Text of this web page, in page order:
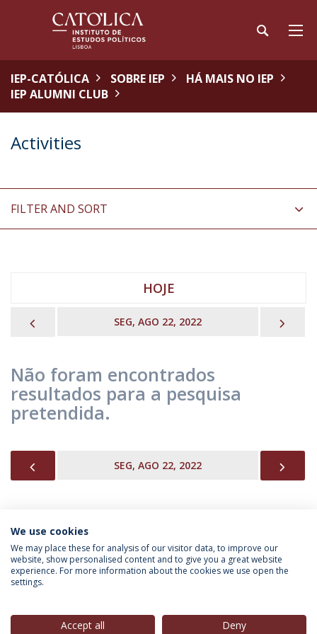
IEP-CATÓLICA SOBRE IEP
HÁ MAIS NO IEP
IEP ALUMNI CLUB
Activities
FILTER AND SORT
HOJE
SEG, AGO 22, 2022
Não foram encontrados
resultados para a pesquisa
pretendida.
SEG, AGO 22, 2022
INFORMAÇÃO PARA
We use cookies
We may place these for analysis of our visitor data, to improve our
website, show personalised content and to give you a great website
experience. For more information about the cookies we use open the
settings.
Accept all Deny